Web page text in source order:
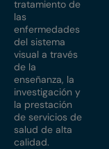
tratamiento de
las
enfermedades
del sistema
visual a través
de la
enseñanza, la
investigación y
la prestación
de servicios de
salud de alta
calidad.